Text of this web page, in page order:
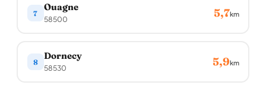
7
Ouagne
58500 5,7km
8
Dornecy
58530 5,9km